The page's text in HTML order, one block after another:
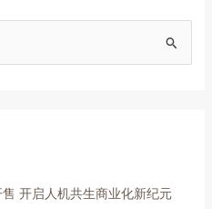
开启人机共生商业化新纪元